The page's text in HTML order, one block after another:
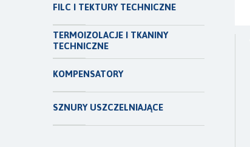
SZNURY USZCZELNIAJĄCE
KOMPENSATORY
TERMOIZOLACJE I TKANINY
TECHNICZNE
FILC I TEKTURY TECHNICZNE